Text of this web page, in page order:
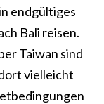
endgültiges
Bali reisen.
Taiwan sind
vielleicht